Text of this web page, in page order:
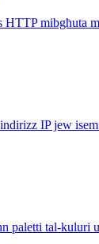
HTTP mibgħuta
IP jew
paletti tal-kuluri